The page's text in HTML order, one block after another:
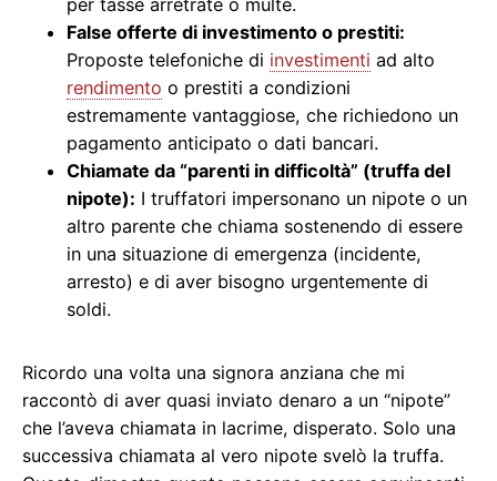
False offerte di investimento o prestiti:
Proposte telefoniche di investimenti ad alto
rendimento o prestiti a condizioni
estremamente vantaggiose, che richiedono un
pagamento anticipato o dati bancari.
Chiamate da “parenti in difficoltà” (truffa del
nipote): I truffatori impersonano un nipote o un
altro parente che chiama sostenendo di essere
in una situazione di emergenza (incidente,
arresto) e di aver bisogno urgentemente di
soldi.
Ricordo una volta una signora anziana che mi
raccontò di aver quasi inviato denaro a un “nipote”
che l’aveva chiamata in lacrime, disperato. Solo una
successiva chiamata al vero nipote svelò la truffa.